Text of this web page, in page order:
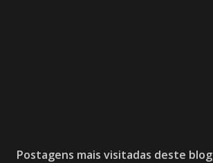
Postagens mais visitadas deste blog